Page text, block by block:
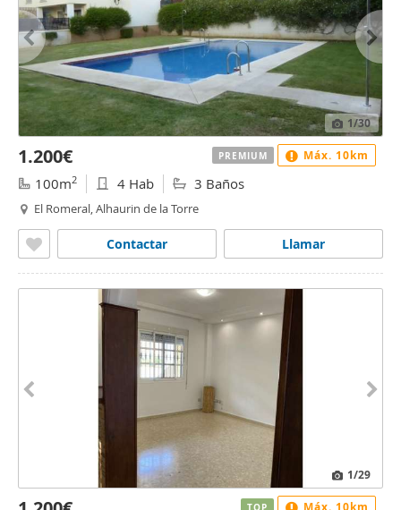
1/30
1.200€
100m2 4 Hab 3 Baños
El Romeral, Alhaurin de la Torre
Llamar
Contactar
PREMIUM Máx. 10km
1/29
TOP Máx. 10km